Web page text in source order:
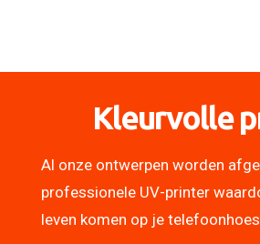
Kleurvolle
Al onze ontwerpen worden
professionele UV-printer
leven komen op je